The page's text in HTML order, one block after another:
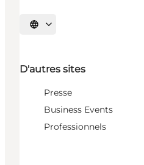
Choisissez la langue
D'autres sites
Presse
Business Events
Professionnels